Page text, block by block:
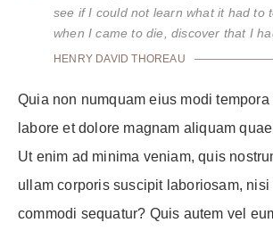
see if I could not learn what it had to
when I came to die, discover that I
HENRY DAVID THOREAU
Quia non numquam eius modi
labore et dolore magnam aliquam
Ut enim ad minima veniam, quis
ullam corporis suscipit laboriosam,
commodi sequatur? Quis autem vel